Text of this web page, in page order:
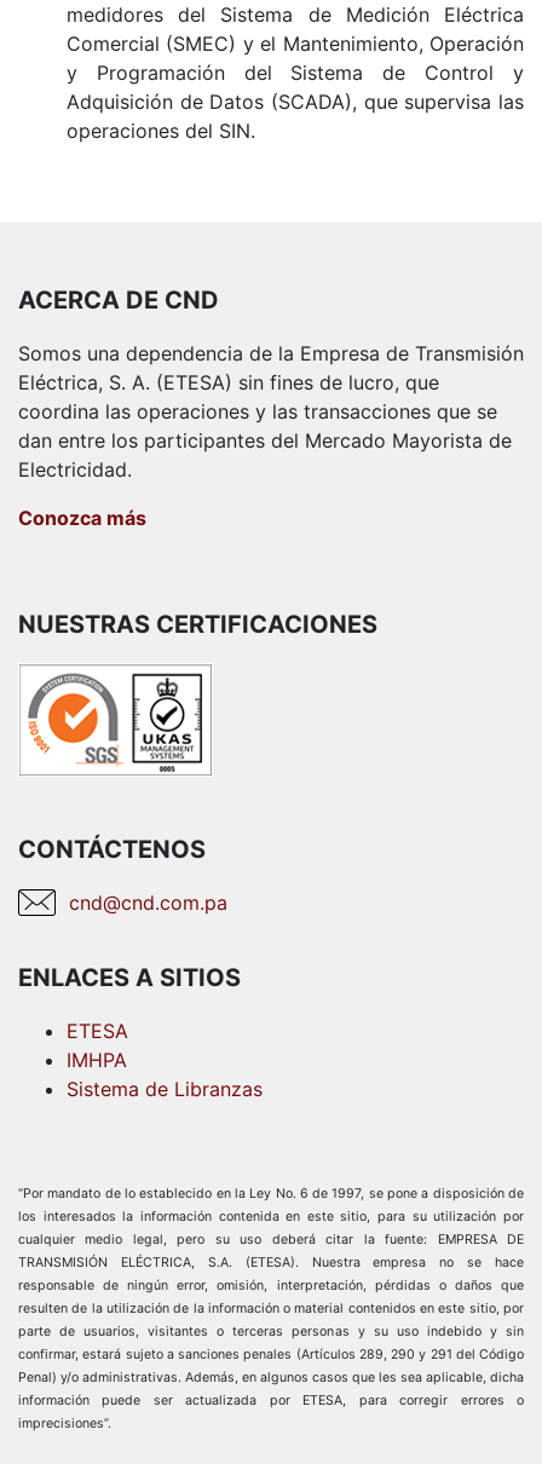
medidores del Sistema de Medición Eléctrica
Comercial (SMEC) y el Mantenimiento, Operación
y Programación del Sistema de Control y
Adquisición de Datos (SCADA), que supervisa las
operaciones del SIN.
ACERCA DE CND
Somos una dependencia de la Empresa de Transmisión
Eléctrica, S. A. (ETESA) sin fines de lucro, que
coordina las operaciones y las transacciones que se
dan entre los participantes del Mercado Mayorista de
Electricidad.
Conozca más
NUESTRAS CERTIFICACIONES
CONTÁCTENOS
cnd@cnd.com.pa
ENLACES A SITIOS
ETESA
IMHPA
Sistema de Libranzas
“Por mandato de lo establecido en la Ley No. 6 de 1997, se pone a disposición de
los interesados la información contenida en este sitio, para su utilización por
cualquier medio legal, pero su uso deberá citar la fuente: EMPRESA DE
TRANSMISIÓN ELÉCTRICA, S.A. (ETESA). Nuestra empresa no se hace
responsable de ningún error, omisión, interpretación, pérdidas o daños que
resulten de la utilización de la información o material contenidos en este sitio, por
parte de usuarios, visitantes o terceras personas y su uso indebido y sin
confirmar, estará sujeto a sanciones penales (Artículos 289, 290 y 291 del Código
Penal) y/o administrativas. Además, en algunos casos que les sea aplicable, dicha
información puede ser actualizada por ETESA, para corregir errores o
imprecisiones”.